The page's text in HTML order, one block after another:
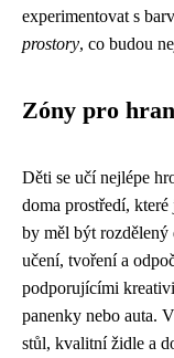
experimentovat s
prostory, co budou
Zóny pro
Děti se učí nejlépe
doma prostředí,
by měl být rozdělený
učení, tvoření a
podporujícími
panenky nebo auta. V
stůl, kvalitní židle a